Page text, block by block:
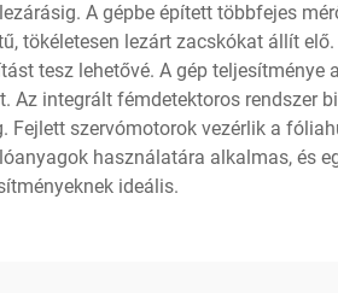
A gépbe épített többfejes
tökéletesen lezárt zacskókat állít elő.
tesz lehetővé. A gép teljesítménye
Az integrált fémdetektoros rendszer
szervómotorok vezérlik a
használatára alkalmas, és
ideális.